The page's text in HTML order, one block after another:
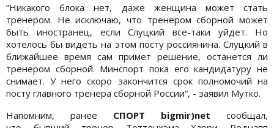
“Никакого блока нет, даже женщина может стать
тренером. Не исключаю, что тренером сборной может
быть иностранец, если Слуцкий все-таки уйдет. Но
хотелось бы видеть на этом посту россиянина. Слуцкий в
ближайшее время сам примет решение, останется ли
тренером сборной. Минспорт пока его кандидатуру не
снимает. У него скоро закончится срок полномочий на
посту главного тренера сборной России“, - заявил Мутко.
Напомним, ранее СПОРТ bigmir)net сообщал,